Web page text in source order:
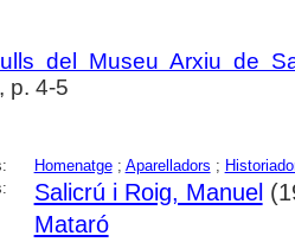
del Museu Arxiu de
p. 4-5
Homenatge; Aparelladors ;
Salicrú i Roig, Manuel
Mataró